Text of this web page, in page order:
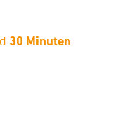
30 Minuten